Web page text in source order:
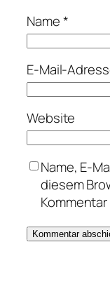
Name*
E-Mail-
Website
Name, E-
diesem